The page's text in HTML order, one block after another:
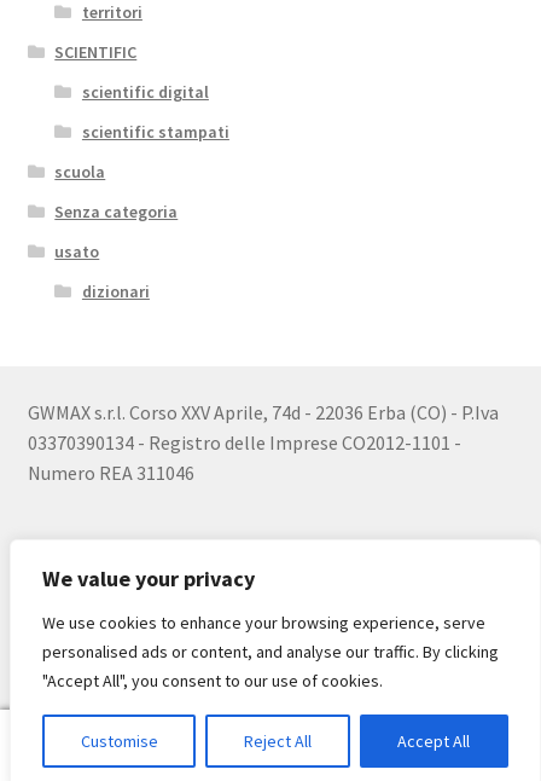
We value your privacy
We use cookies to enhance your browsing experience, serve
personalised ads or content, and analyse our traffic. By clicking
"Accept All", you consent to our use of cookies.
Customise Reject All Accept All
territori
SCIENTIFIC
scientific digital
scientific stampati
scuola
Senza categoria
usato
dizionari
GWMAX s.r.l. Corso XXV Aprile, 74d - 22036 Erba (CO) - P.Iva
03370390134 - Registro delle Imprese CO2012-1101 -
Numero REA 311046
© 2026
Realizzato con WooCommerce .
Cerca:
Cerca
0